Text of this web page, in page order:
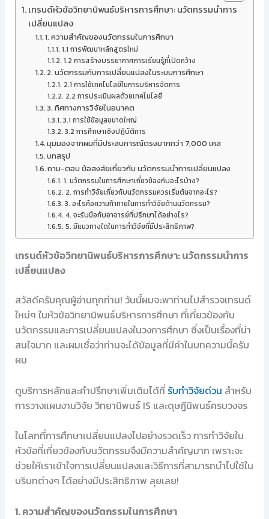
เทรนด์หัวข้อวิทยานิพนธ์บริหารการศึกษา: นวัตกรรมนำการ
เปลี่ยนแปลง
1. ความสำคัญของนวัตกรรมในการศึกษา
1.1 การพัฒนาหลักสูตรใหม่
1.2 การสร้างบรรยากาศการเรียนรู้ที่เปิดกว้าง
2. นวัตกรรมกับการเปลี่ยนแปลงในระบบการศึกษา
2.1 การใช้เทคโนโลยีในการบริหารจัดการ
2.2 การประเมินผลด้วยเทคโนโลยี
3. ทิศทางการวิจัยในอนาคต
3.1 การใช้ข้อมูลขนาดใหญ่
3.2 การศึกษาเชิงปฏิบัติการ
มุมมองจากผมที่มีประสบการณ์ตรงมากกว่า 7,000 เคส
บทสรุป
ถาม-ตอบ ข้อสงสัยเกี่ยวกับ นวัตกรรมนำการเปลี่ยนแปลง
1. นวัตกรรมในการศึกษาเกี่ยวข้องกับอะไรบ้าง?
2. การทำวิจัยเกี่ยวกับนวัตกรรมควรเริ่มต้นจากอะไร?
3. อะไรคือความท้าทายในการทำวิจัยด้านนวัตกรรม?
4. จะรับมือกับอาจารย์ที่ปรึกษาได้อย่างไร?
5. มีแนวทางใดในการทำวิจัยที่มีประสิทธิภาพ?
เทรนด์หัวข้อวิทยานิพนธ์บริหารการศึกษา: นวัตกรรมนำการ
เปลี่ยนแปลง
สวัสดีครับคุณผู้อ่านทุกท่าน! วันนี้ผมจะพาท่านไปสำรวจเทรนด์
ใหม่ๆ ในหัวข้อวิทยานิพนธ์บริหารการศึกษา ที่เกี่ยวข้องกับ
นวัตกรรมและการเปลี่ยนแปลงในวงการศึกษา ซึ่งเป็นเรื่องที่น่า
สนใจมาก และผมเชื่อว่าท่านจะได้ข้อมูลที่มีค่าในบทความนี้ครับ
ผม
ดูบริการหลักและคำปรึกษาเพิ่มเติมได้ที่ รับทำวิจัยด่วน สำหรับ
การวางแผนงานวิจัย วิทยานิพนธ์ IS และดุษฎีนิพนธ์ครบวงจร
ในโลกที่การศึกษาเปลี่ยนแปลงไปอย่างรวดเร็ว การทำวิจัยใน
หัวข้อที่เกี่ยวข้องกับนวัตกรรมจึงมีความสำคัญมาก เพราะจะ
ช่วยให้เราเข้าใจการเปลี่ยนแปลงและวิธีการที่สามารถนำไปใช้ใน
บริบทต่างๆ ได้อย่างมีประสิทธิภาพ ลุยเลย!
1. ความสำคัญของนวัตกรรมในการศึกษา